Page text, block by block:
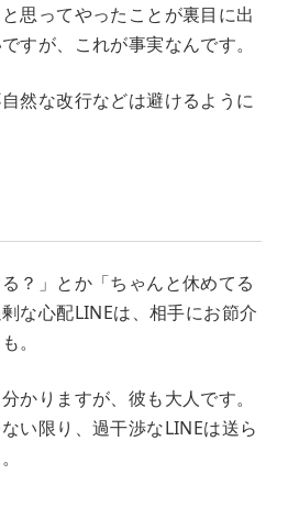
思ってやったことが裏目に出
すが、これが事実なんです。
然な改行などは避けるように
？」とか「ちゃんと休めてる
な心配LINEは、相手にお節介
。
かりますが、彼も大人です。
い限り、過干渉なLINEは送ら